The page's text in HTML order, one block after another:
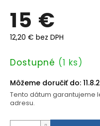
15 €
12,20 € bez DPH
Jednotková
Dostupné (1 ks)
Môžeme doručiť do:
Tento dátum garantujeme
adresu.